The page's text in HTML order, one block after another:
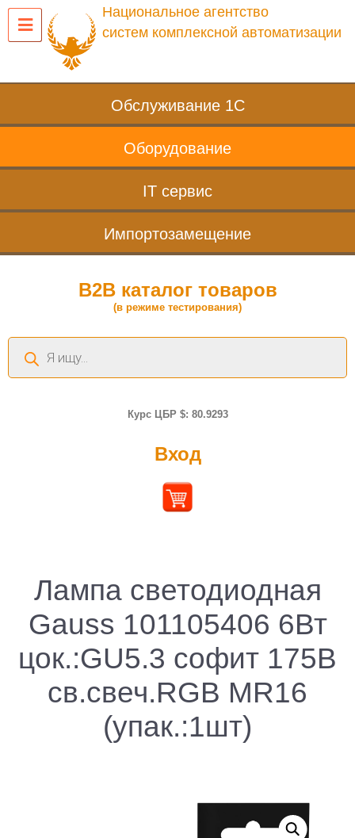
Национальное агентство
систем комплексной автоматизации
Обслуживание 1С
Оборудование
IT сервис
Импортозамещение
B2B каталог товаров
(в режиме тестирования)
Поиск
товаров
Курс ЦБР $: 80.9293
Вход
Лампа светодиодная
Gauss 101105406 6Вт
цок.:GU5.3 софит 175B
св.свеч.RGB MR16
(упак.:1шт)